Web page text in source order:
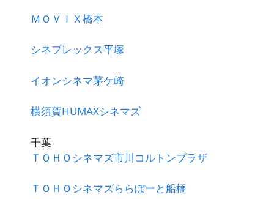
ＭＯＶＩＸ橋本
シネプレックス平塚
イオンシネマ茅ケ崎
横須賀HUMAXシネマズ
千葉
ＴＯＨＯシネマズ市川コルトンプラザ
ＴＯＨＯシネマズららぽーと船橋